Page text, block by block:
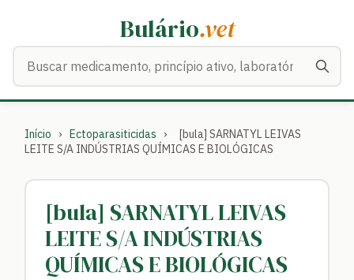
Bulário.vet
Início › Ectoparasiticidas ›
[bula] SARNATYL LEIVAS
LEITE S/A INDÚSTRIAS QUÍMICAS E BIOLÓGICAS
[bula] SARNATYL LEIVAS
LEITE S/A INDÚSTRIAS
QUÍMICAS E BIOLÓGICAS